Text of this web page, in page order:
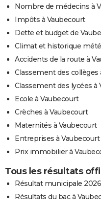
Nombre de médecins à
Impôts à Vaubecourt
Dette et budget de
Climat et historique
Accidents de la route à
Classement des collèges
Classement des lycées à
Ecole à Vaubecourt
Crèches à Vaubecourt
Maternités à Vaubecourt
Entreprises à Vaubecourt
Prix immobilier à
Tous les résultats
Résultat municipale
Résultats du bac à